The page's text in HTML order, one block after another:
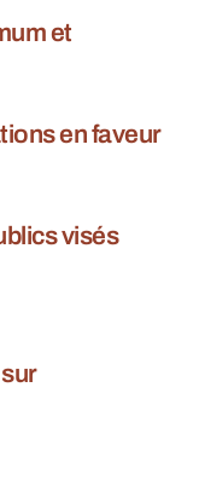
et
en faveur
visés